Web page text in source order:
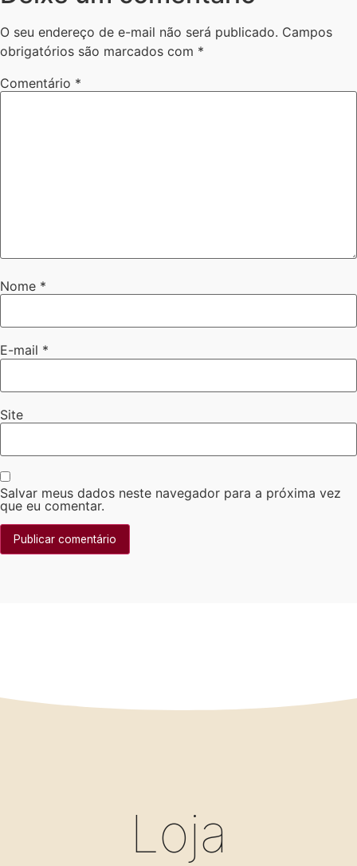
O seu endereço de e-mail não será publicado. Campos
obrigatórios são marcados com *
Comentário *
Nome *
E-mail *
Site
Salvar meus dados neste navegador para a próxima vez
que eu comentar.
Loja